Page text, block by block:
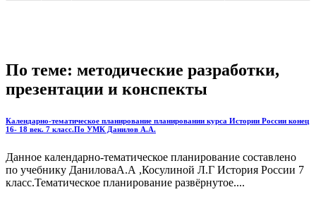
По теме: методические разработки,
презентации и конспекты
Календарно-тематическое планирование планировании курса Истории России конец
16- 18 век. 7 класс.По УМК Данилов А.А.
Данное календарно-тематическое планирование составлено
по учебнику ДаниловаА.А ,Косулиной Л.Г История России 7
класс.Тематическое планирование развёрнутое....